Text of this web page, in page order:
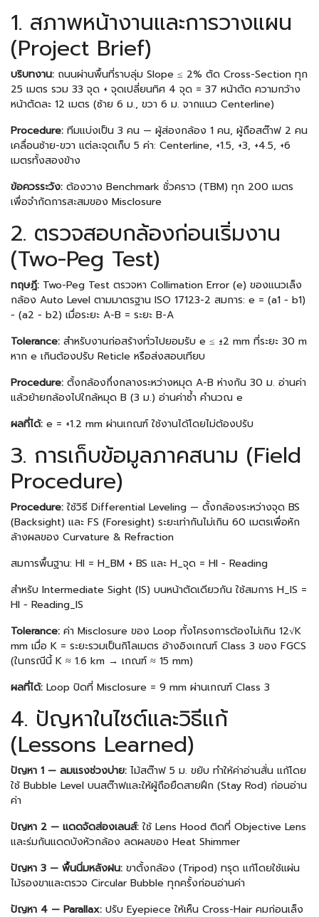
1. สภาพหน้างานและการวางแผน
(Project Brief)
บริบทงาน: ถนนผ่านพื้นที่ราบลุ่ม Slope ≤ 2% ตัด Cross-Section ทุก
25 เมตร รวม 33 จุด + จุดเปลี่ยนทิศ 4 จุด = 37 หน้าตัด ความกว้าง
หน้าตัดละ 12 เมตร (ซ้าย 6 ม., ขวา 6 ม. จากแนว Centerline)
Procedure: ทีมแบ่งเป็น 3 คน — ผู้ส่องกล้อง 1 คน, ผู้ถือสต๊าฟ 2 คน
เคลื่อนซ้าย-ขวา แต่ละจุดเก็บ 5 ค่า: Centerline, +1.5, +3, +4.5, +6
เมตรทั้งสองข้าง
ข้อควรระวัง: ต้องวาง Benchmark ชั่วคราว (TBM) ทุก 200 เมตร
เพื่อจำกัดการสะสมของ Misclosure
2. ตรวจสอบกล้องก่อนเริ่มงาน
(Two-Peg Test)
ทฤษฎี: Two-Peg Test ตรวจหา Collimation Error (e) ของแนวเล็ง
กล้อง Auto Level ตามมาตรฐาน ISO 17123-2 สมการ: e = (a1 − b1)
− (a2 − b2) เมื่อระยะ A-B = ระยะ B-A
Tolerance: สำหรับงานก่อสร้างทั่วไปยอมรับ e ≤ ±2 mm ที่ระยะ 30 m
หาก e เกินต้องปรับ Reticle หรือส่งสอบเทียบ
Procedure: ตั้งกล้องกึ่งกลางระหว่างหมุด A-B ห่างกัน 30 ม. อ่านค่า
แล้วย้ายกล้องไปใกล้หมุด B (3 ม.) อ่านค่าซ้ำ คำนวณ e
ผลที่ได้: e = +1.2 mm ผ่านเกณฑ์ ใช้งานได้โดยไม่ต้องปรับ
3. การเก็บข้อมูลภาคสนาม (Field
Procedure)
Procedure:ใช้วิธี Differential Leveling — ตั้งกล้องระหว่างจุด BS
(Backsight) และ FS (Foresight) ระยะเท่ากันไม่เกิน 60 เมตรเพื่อหัก
ล้างผลของ Curvature & Refraction
สมการพื้นฐาน: HI = H_BM + BS และ H_จุด = HI − Reading
สำหรับ Intermediate Sight (IS) บนหน้าตัดเดียวกัน ใช้สมการ H_IS =
HI − Reading_IS
Tolerance: ค่า Misclosure ของ Loop ทั้งโครงการต้องไม่เกิน 12√K
mm เมื่อ K = ระยะรวมเป็นกิโลเมตร อ้างอิงเกณฑ์ Class 3 ของ FGCS
(ในกรณีนี้ K ≈ 1.6 km → เกณฑ์ ≈ 15 mm)
ผลที่ได้: Loop ปิดที่ Misclosure = 9 mm ผ่านเกณฑ์ Class 3
4. ปัญหาในไซต์และวิธีแก้
(Lessons Learned)
ปัญหา 1 — ลมแรงช่วงบ่าย: ไม้สต๊าฟ 5 ม. ขยับ ทำให้ค่าอ่านสั่น แก้โดย
ใช้ Bubble Level บนสต๊าฟและให้ผู้ถือยืดสายฝึก (Stay Rod) ก่อนอ่าน
ค่า
ปัญหา 2 — แดดจัดส่องเลนส์:ใช้ Lens Hood ติดที่ Objective Lens
และร่มกันแดดบังหัวกล้อง ลดผลของ Heat Shimmer
ปัญหา 3 — พื้นนิ่มหลังฝน: ขาตั้งกล้อง (Tripod) ทรุด แก้โดยใช้แผ่น
ไม้รองขาและตรวจ Circular Bubble ทุกครั้งก่อนอ่านค่า
ปัญหา 4 — Parallax: ปรับ Eyepiece ให้เห็น Cross-Hair คมก่อนเล็ง